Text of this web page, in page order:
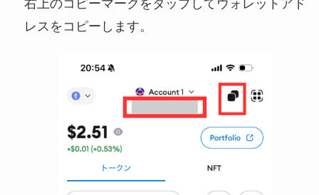
右上のコピーマークをタップしてウォレットアド
レスをコピーします。